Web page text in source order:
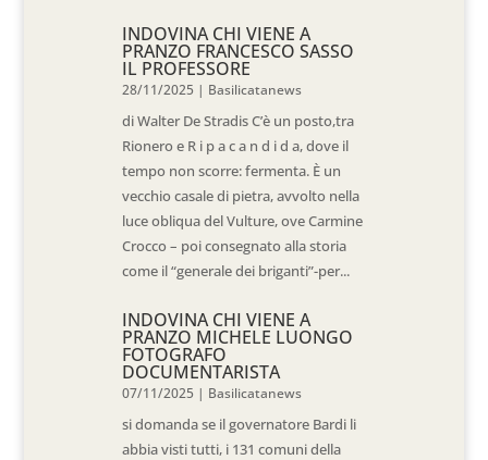
INDOVINA CHI VIENE A
PRANZO FRANCESCO SASSO
IL PROFESSORE
28/11/2025 | Basilicatanews
di Walter De Stradis C’è un posto,tra
Rionero e R i p a c a n d i d a, dove il
tempo non scorre: fermenta. È un
vecchio casale di pietra, avvolto nella
luce obliqua del Vulture, ove Carmine
Crocco – poi consegnato alla storia
come il “generale dei briganti”-per...
INDOVINA CHI VIENE A
PRANZO MICHELE LUONGO
FOTOGRAFO
DOCUMENTARISTA
07/11/2025 | Basilicatanews
si domanda se il governatore Bardi li
abbia visti tutti, i 131 comuni della